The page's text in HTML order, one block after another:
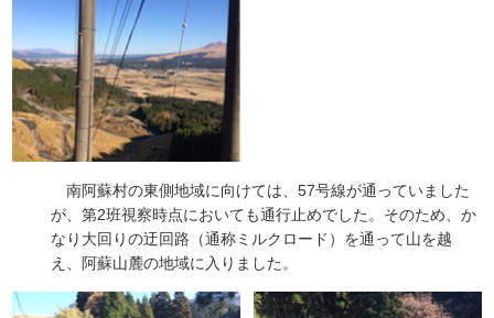
南阿蘇村の東側地域に向けては、57号線が通っていました
が、第2班視察時点においても通行止めでした。そのため、か
なり大回りの迂回路（通称ミルクロード）を通って山を越
え、阿蘇山麓の地域に入りました。